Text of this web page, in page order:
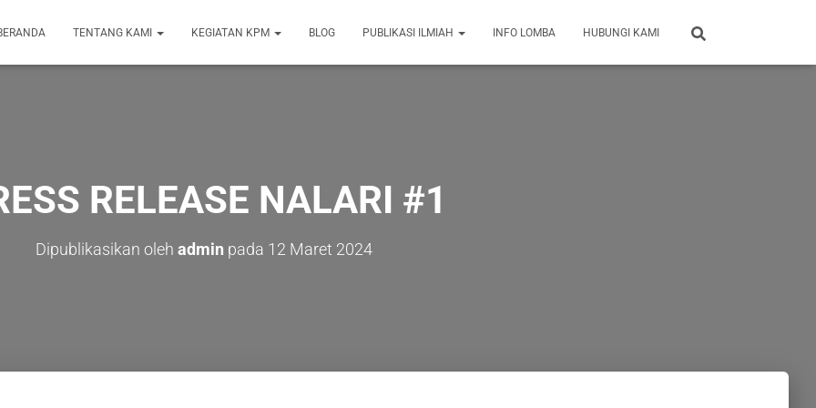
TENTANG KAMI KEGIATAN KPM BLOG PUBLIKASI ILMIAH INFO LOMBA HUBUNGI KAMI
RELEASE NALARI #1
Dipublikasikan oleh admin pada 12 Maret 2024